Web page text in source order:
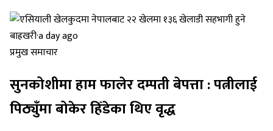
बाह्रखरी·a day ago
प्रमुख समाचार
सुनकोशीमा हाम फालेर दम्पती बेपत्ता : पत्नीलाई
पिठ्युँमा बोकेर हिँडेका थिए वृद्ध